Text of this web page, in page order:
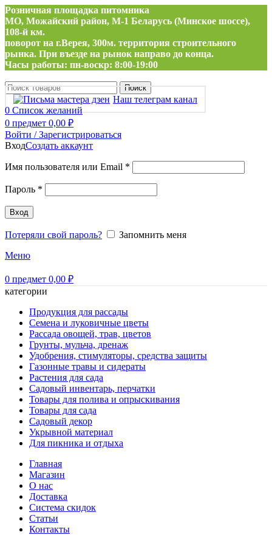
Розничная площадка питомника
МО, Можайский район, М-1 Беларусь (Минское шоссе),
108-й км.
поворот на г.Верея, 300м. территория строительного
рынка. При въезде на рынок направо до конца.
Часы работы: пн-воскр: 8:00-19:00
Поиск
Наш телеграм канал
0 Список желаний
0 предмет 0,00 ₽
Войти / Зарегистрироваться
ВходСоздать аккаунт
Имя пользователя или Email *
Пароль *
Вход
Потеряли свой пароль?
Запомнить меня
Меню
0 предмет 0,00 ₽
категории
Продукция для рассады
Семена и луковичные цветы
Рассада овощей, трав, цветов
Грунты, мульча, дренаж
Удобрения, стимуляторы, средства защиты
Газонные травы и сидераты
Растения для сада
Садовый инвентарь, перчатки
Товары для полива и опрыскивания
Товары для сада
Садовый декор
Укрывной материал
Для пикника и отдыха
Главная
Магазин
О нас
Доставка
Система скидок
Статьи
Контакты